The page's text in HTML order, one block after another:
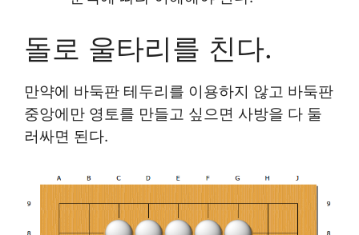
돌로 울타리를 친다.
만약에 바둑판 테두리를 이용하지 않고 바둑판
중앙에만 영토를 만들고 싶으면 사방을 다 둘
러싸면 된다.